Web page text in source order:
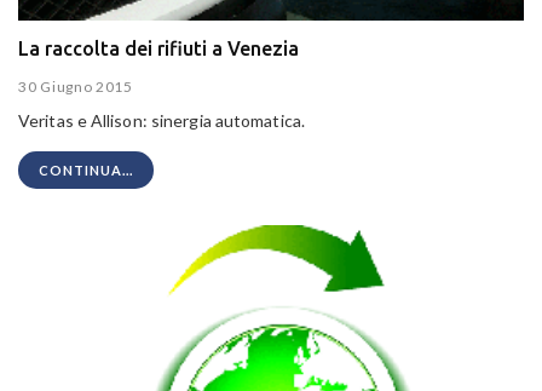
La raccolta dei rifiuti a Venezia
30 Giugno 2015
Veritas e Allison: sinergia automatica.
CONTINUA...